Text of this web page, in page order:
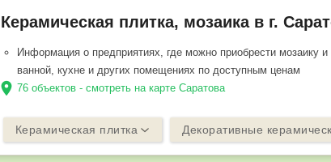
Керамическая плитка, мозаика в г.
Информация о предприятиях, где можно приобрести мозаику
ванной, кухне и других помещениях по доступным ценам
location_on 76 объектов - смотреть на карте Саратова
Керамическая плитка Декоративные